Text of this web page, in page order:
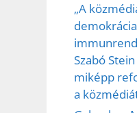
„A
demokrácia
Szabó
miképp
a